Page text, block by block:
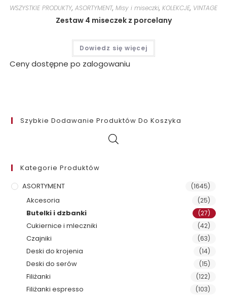
WSZYSTKIE PRODUKTY, ASORTYMENT, Misy i miseczki, KOLEKCJE, VINTAGE
Zestaw 4 miseczek z porcelany
Dowiedz się więcej
Ceny dostępne po zalogowaniu
Szybkie Dodawanie Produktów Do Koszyka
Kategorie Produktów
ASORTYMENT
(1645)
Akcesoria (25)
Butelki i dzbanki (27)
Cukiernice i mleczniki (42)
Czajniki (63)
Deski do krojenia (14)
Deski do serów (15)
Filiżanki (122)
Filiżanki espresso (103)